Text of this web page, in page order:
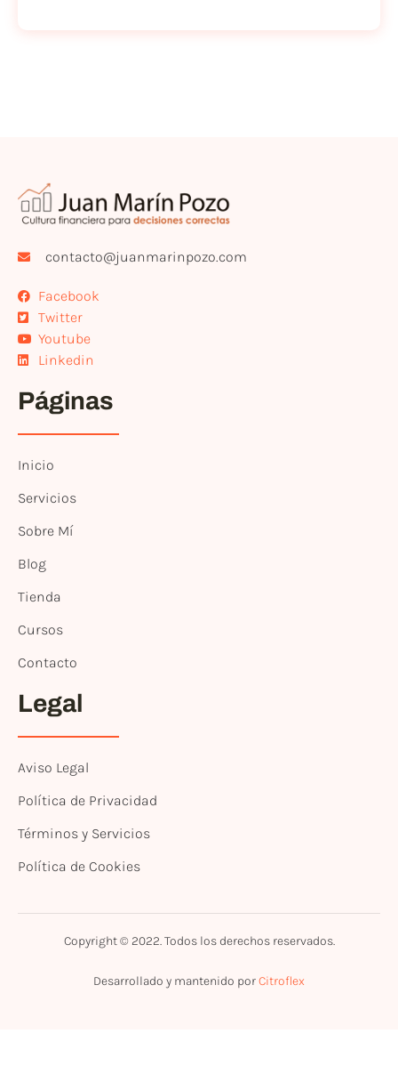
contacto@juanmarinpozo.com
Facebook
Twitter
Youtube
Linkedin
Páginas
Inicio
Servicios
Sobre Mí
Blog
Tienda
Cursos
Contacto
Legal
Aviso Legal
Política de Privacidad
Términos y Servicios
Política de Cookies
Copyright © 2022. Todos los derechos reservados.
Desarrollado y mantenido porCitroflex